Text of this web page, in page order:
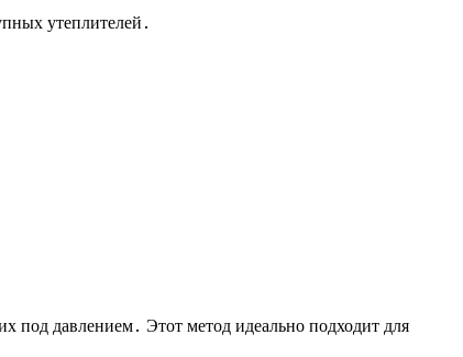
утеплителей․
давлением․ Этот метод идеально подходит для